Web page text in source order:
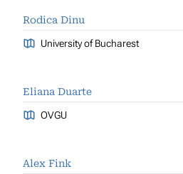
Rodica Dinu
University of Bucharest
Eliana Duarte
OVGU
Alex Fink